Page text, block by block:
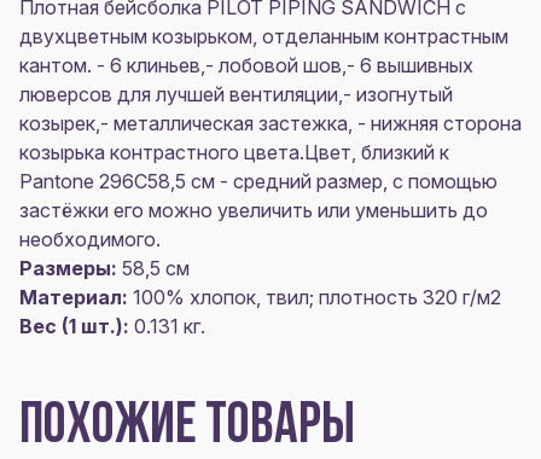
Плотная бейсболка PILOT PIPING SANDWICH с
двухцветным козырьком, отделанным контрастным
кантом. - 6 клиньев,- лобовой шов,- 6 вышивных
люверсов для лучшей вентиляции,- изогнутый
козырек,- металлическая застежка, - нижняя сторона
козырька контрастного цвета.Цвет, близкий к
Pantone 296C58,5 см - средний размер, с помощью
застёжки его можно увеличить или уменьшить до
необходимого.
Размеры: 58,5 см
Материал: 100% хлопок, твил; плотность 320 г/м2
Вес (1 шт.): 0.131 кг.
ПОХОЖИЕ ТОВАРЫ